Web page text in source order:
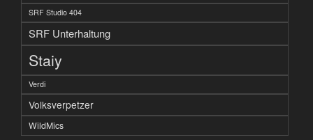
SRF Studio 404
SRF Unterhaltung
Staiy
Verdi
Volksverpetzer
WildMics